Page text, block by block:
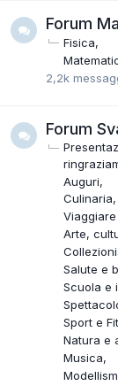
Forum
Fisica
2,2k
Forum
Auguri
Culinaria
Arte,
Salute e
Scuola e
Sport e
Natura e
Musica